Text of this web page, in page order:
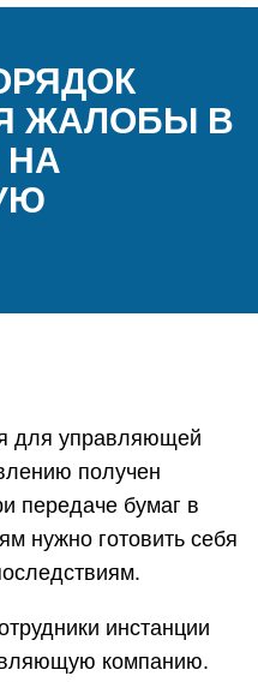
ЖАЛОБЫ В
НА
для управляющей
получен
передаче бумаг в
нужно готовить себя
инстанции
компанию.